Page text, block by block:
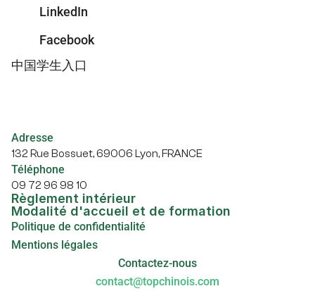
Contactez-nous
contact@topchinois.com
LinkedIn
Facebook
中国学生入口
Adresse
132 Rue Bossuet, 69006 Lyon, FRANCE
Téléphone
09 72 96 98 10
Règlement intérieur
Modalité d'accueil et de formation
Politique de confidentialité
Mentions légales